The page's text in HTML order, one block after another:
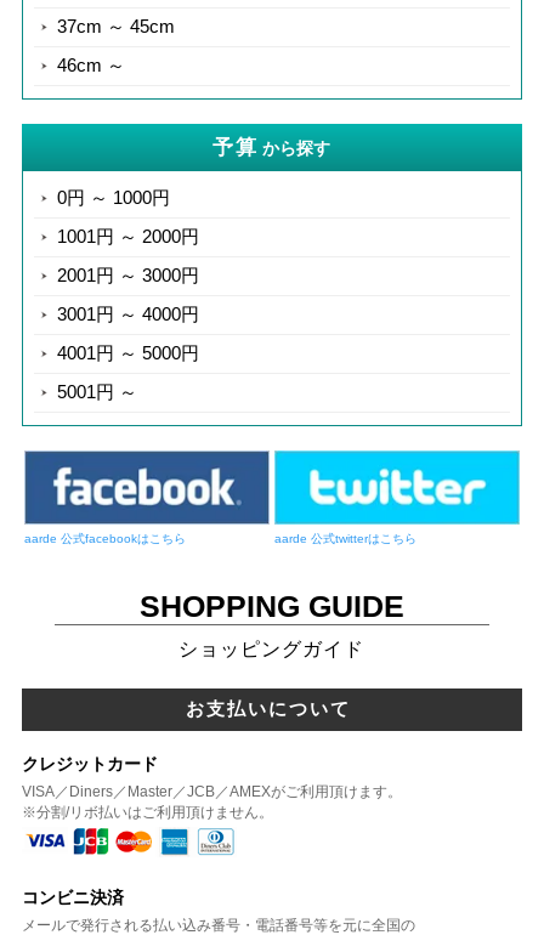
37cm ～ 45cm
46cm ～
予算 から探す
0円 ～ 1000円
1001円 ～ 2000円
2001円 ～ 3000円
3001円 ～ 4000円
4001円 ～ 5000円
5001円 ～
aarde 公式facebookはこちら aarde 公式twitterはこちら
SHOPPING GUIDE
ショッピングガイド
お支払いについて
クレジットカード
VISA／Diners／Master／JCB／AMEXがご利用頂けます。
※分割/リボ払いはご利用頂けません。
コンビニ決済
メールで発行される払い込み番号・電話番号等を元に全国の